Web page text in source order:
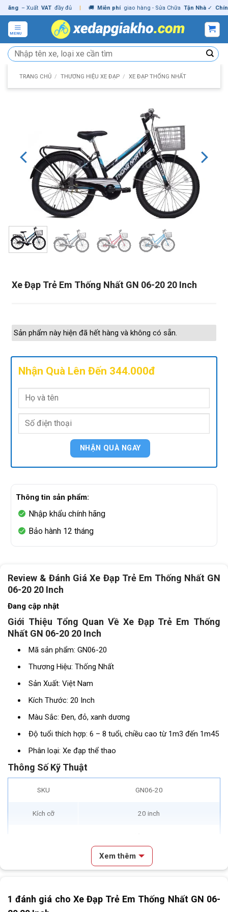
Skip
to
content
– Xuất VAT đầy đủ | 🚚 Miễn phí giao hàng - Sửa Chữa Tận Nhà ✓ Chính
MENU
Tìm
kiếm:
TRANG CHỦ / THƯƠNG HIỆU XE ĐẠP / XE ĐẠP THỐNG NHẤT
Xe Đạp Trẻ Em Thống Nhất GN 06-20 20 Inch
Sản phẩm này hiện đã hết hàng và không có sẵn.
Nhận Quà Lên Đến 344.000đ
Thông tin sản phẩm:
Nhập khẩu chính hãng
Bảo hành 12 tháng
Review & Đánh Giá Xe Đạp Trẻ Em Thống Nhất GN 06-20 20 Inch
Giới Thiệu Tổng Quan Về Xe Đạp Trẻ Em Thống Nhất GN 06-20 20
Review & Đánh Giá Xe Đạp Trẻ Em Thống Nhất GN
06-20 20 Inch
Đang cập nhật
Giới Thiệu Tổng Quan Về Xe Đạp Trẻ Em Thống
Nhất GN 06-20 20 Inch
Mã sản phẩm: GN06-20
Thương Hiệu: Thống Nhất
Sản Xuất: Việt Nam
Kích Thước: 20 Inch
Màu Sắc: Đen, đỏ, xanh dương
Độ tuổi thích hợp: 6 – 8 tuổi, chiều cao từ 1m3 đến 1m45
Phân loại: Xe đạp thể thao
Thông Số Kỹ Thuật
SKU GN06-20
Kích cỡ 20 inch
hợp kim thép
Tay lái hợp kim thép
Xem thêm
1 đánh giá cho Xe Đạp Trẻ Em Thống Nhất GN 06-